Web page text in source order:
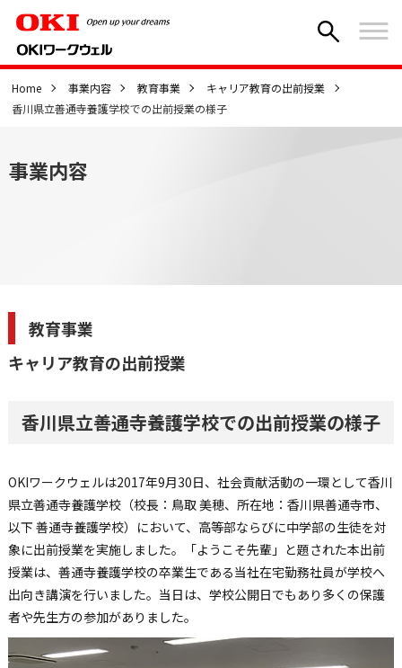
Home 事業内容 教育事業
キャリア教育の出前授業
香川県立善通寺養護学校での出前授業の様子
事業内容
教育事業
キャリア教育の出前授業
香川県立善通寺養護学校での出前授業の様子
OKIワークウェルは2017年9月30日、社会貢献活動の一環として香川
県立善通寺養護学校（校長：鳥取 美穂、所在地：香川県善通寺市、
以下 善通寺養護学校）において、高等部ならびに中学部の生徒を対
象に出前授業を実施しました。「ようこそ先輩」と題された本出前
授業は、善通寺養護学校の卒業生である当社在宅勤務社員が学校へ
出向き講演を行いました。当日は、学校公開日でもあり多くの保護
者や先生方の参加がありました。